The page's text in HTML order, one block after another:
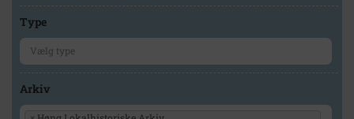
Type
Arkiv